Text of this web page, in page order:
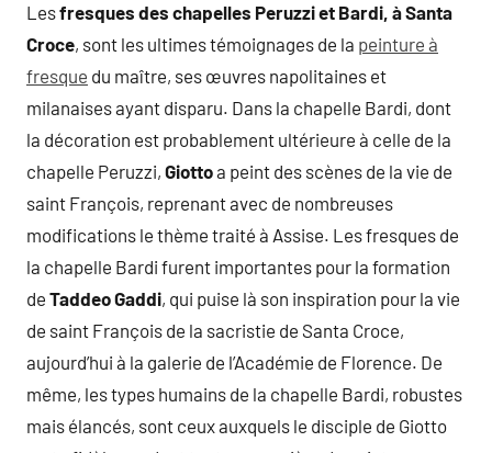
Lesfresques des chapelles Peruzzi et Bardi, à Santa
Croce, sont les ultimes témoignages de la peinture à
fresque du maître, ses œuvres napolitaines et
milanaises ayant disparu. Dans la chapelle Bardi, dont
la décoration est probablement ultérieure à celle de la
chapelle Peruzzi, Giottoa peint des scènes de la vie de
saint François, reprenant avec de nombreuses
modifications le thème traité à Assise. Les fresques de
la chapelle Bardi furent importantes pour la formation
de Taddeo Gaddi, qui puise là son inspiration pour la vie
de saint François de la sacristie de Santa Croce,
aujourd’hui à la galerie de l’Académie de Florence. De
même, les types humains de la chapelle Bardi, robustes
mais élancés, sont ceux auxquels le disciple de Giotto